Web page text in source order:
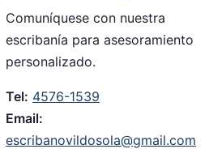
Comuníquese con nuestra
escribanía para asesoramiento
personalizado.
Tel: 4576-1539
Email:
escribanovildosola@gmail.com